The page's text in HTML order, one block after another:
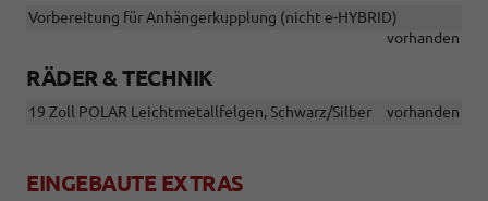
Vorbereitung für Anhängerkupplung (nicht e-HYBRID)
vorhanden
RÄDER & TECHNIK
19 Zoll POLAR Leichtmetallfelgen, Schwarz/Silber vorhanden
EINGEBAUTE EXTRAS